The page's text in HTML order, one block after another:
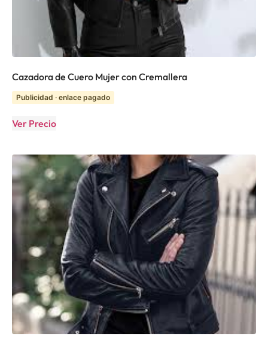
Cazadora de Cuero Mujer con Cremallera
Publicidad · enlace pagado
Ver Precio